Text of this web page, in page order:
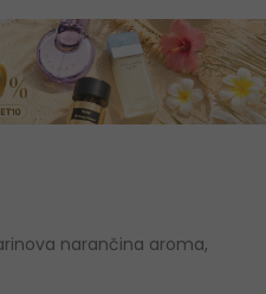
narančina aroma,